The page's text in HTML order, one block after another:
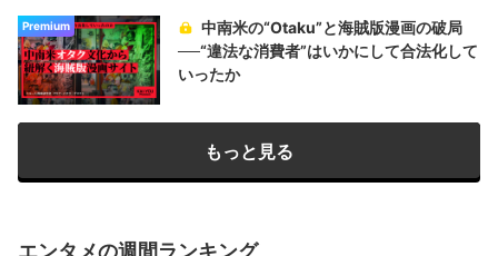
Premium
中南米の“Otaku”と海賊版漫画の破局
──“違法な消費者”はいかにして合法化して
いったか
もっと見る
エンタメの週間ランキング